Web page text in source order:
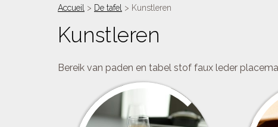
Accueil > De tafel > Kunstleren
Kunstleren
Bereik van paden en tabel stof faux leder